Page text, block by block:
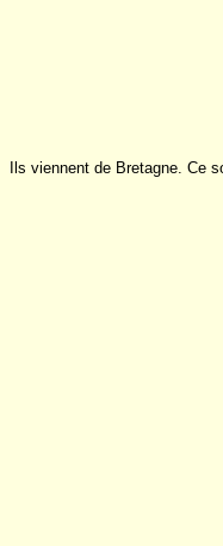
Ils viennent de Bretagne. Ce